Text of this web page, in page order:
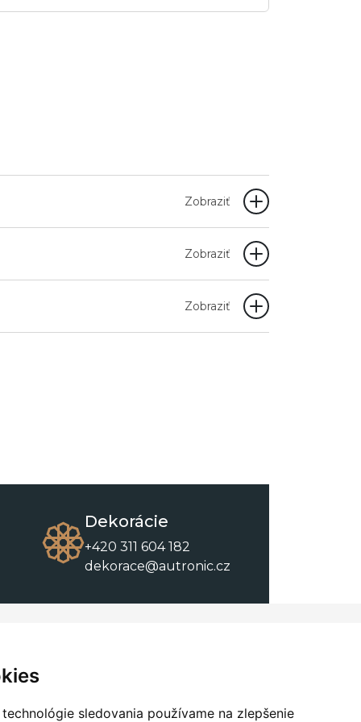
sledovania používame na zlepšenie
Zobraziť
Zobraziť
Zobraziť
Dekorácie
+420 311 604 182
dekorace@autronic.cz
Kontakty